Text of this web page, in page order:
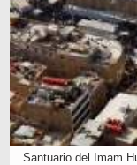
Santuario del Imam